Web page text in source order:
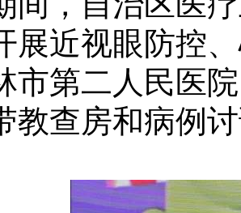
展近视眼防控
市第二人民医
教查房和病例